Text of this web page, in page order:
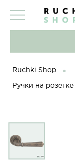
Ruchki Shop
Ручки на розетке